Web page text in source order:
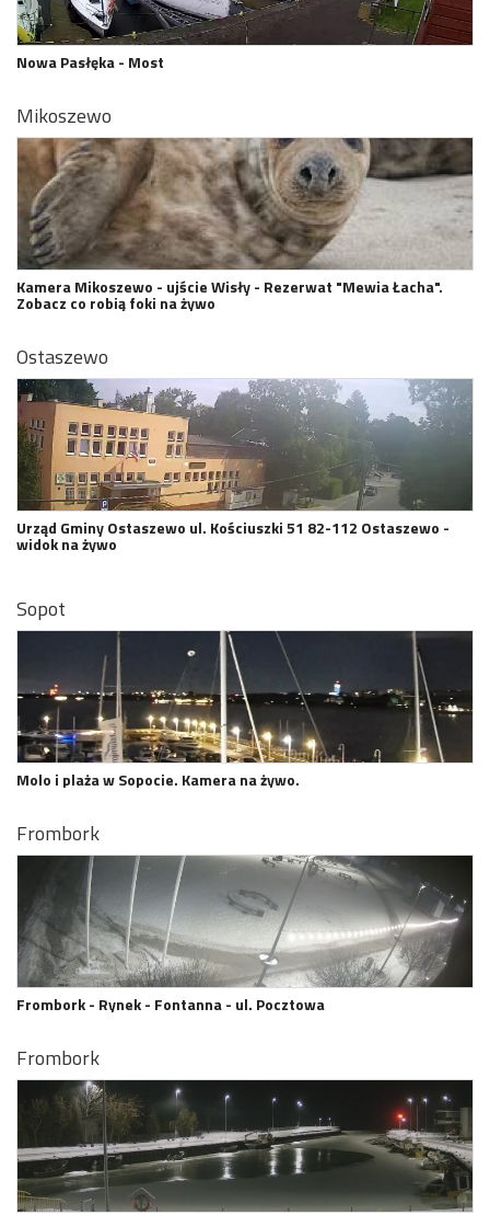
Nowa Pasłęka - Most
Mikoszewo
Kamera Mikoszewo - ujście Wisły - Rezerwat "Mewia Łacha".
Zobacz co robią foki na żywo
Ostaszewo
Urząd Gminy Ostaszewo ul. Kościuszki 51 82-112 Ostaszewo -
widok na żywo
Sopot
Molo i plaża w Sopocie. Kamera na żywo.
Frombork
Frombork - Rynek - Fontanna - ul. Pocztowa
Frombork